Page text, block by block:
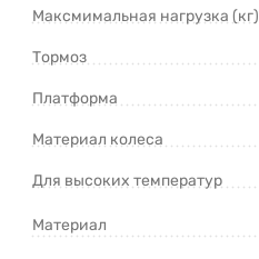
Максмимальная нагрузка (кг)
Тормоз
Платформа
Материал колеса
Для высоких температур
Материал